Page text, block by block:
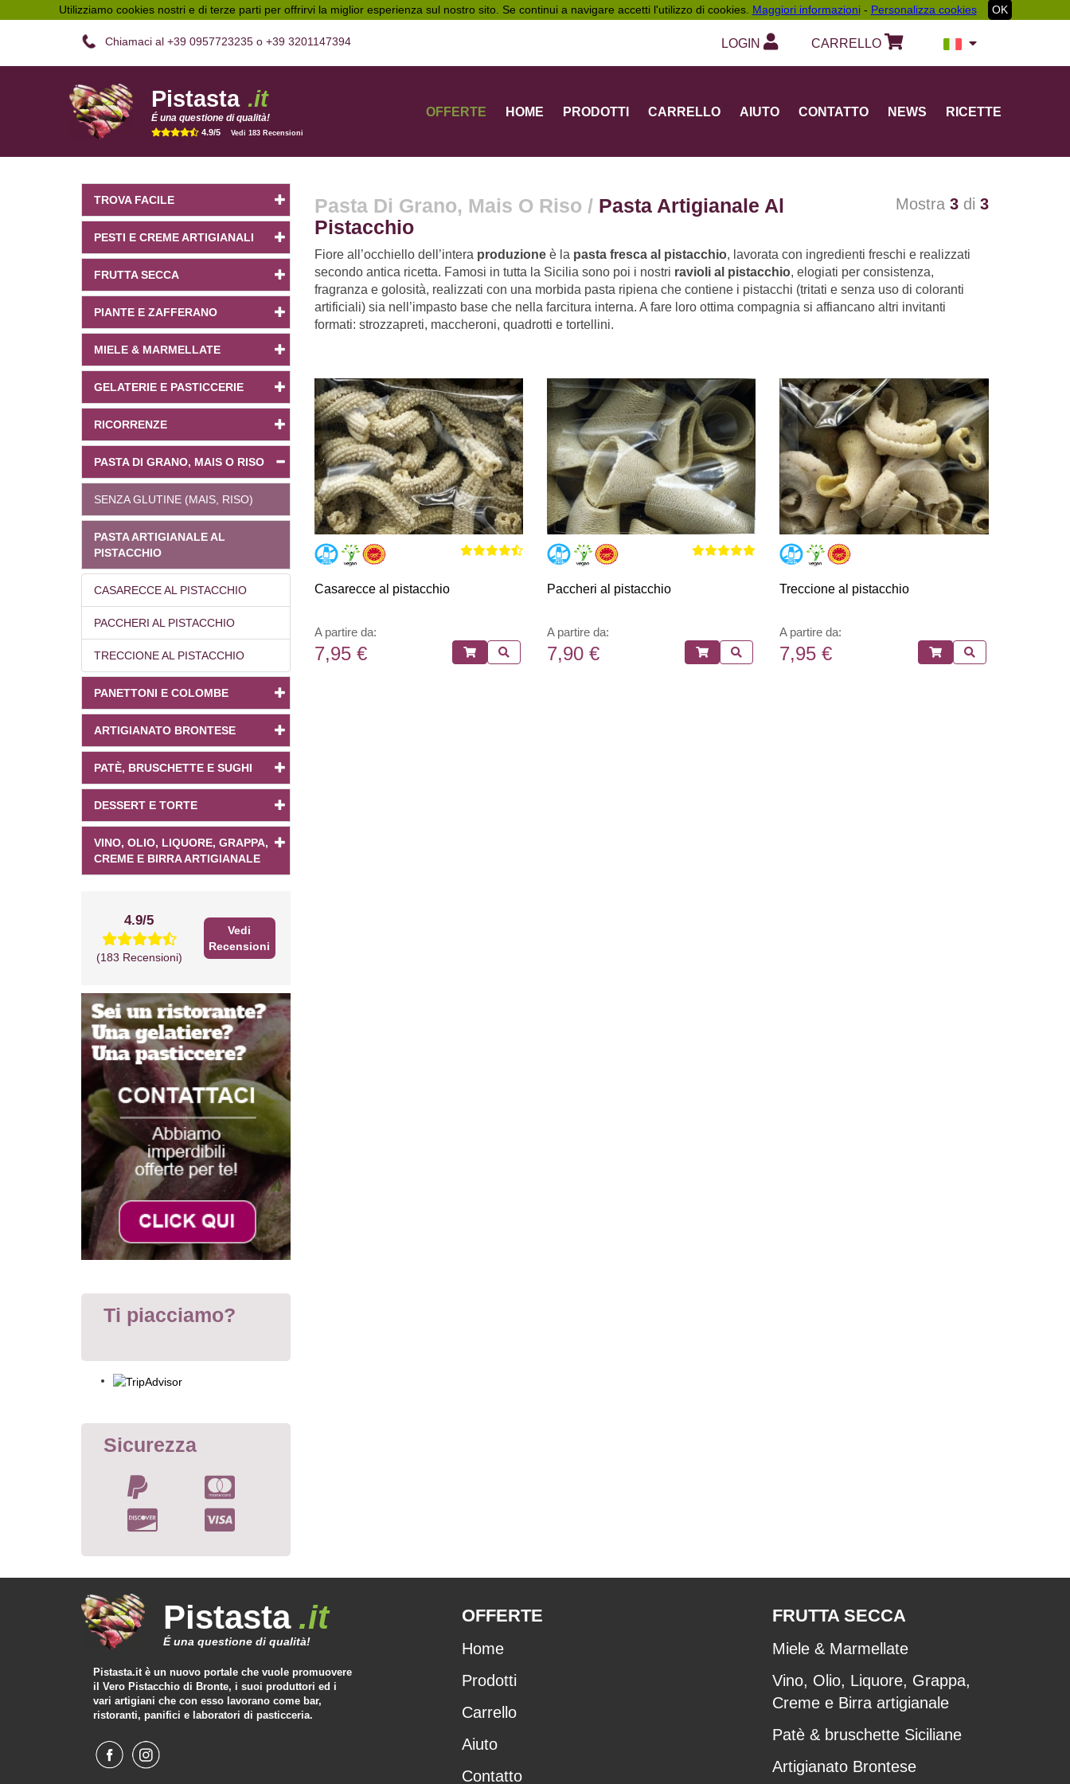
Utilizziamo cookies nostri e di terze parti per offrirvi la miglior esperienza sul nostro sito. Se continui a navigare accetti l'utilizzo di cookies. Maggiori informazioni- Personalizza cookies OK
Chiamaci al +39 0957723235 o +39 3201147394 LOGIN CARRELLO
Pistasta .it
É una questione di qualità!
4.9/5
Vedi 183 Recensioni
OFFERTE HOME PRODOTTI CARRELLO AIUTO CONTATTO NEWS RICETTE
TROVA FACILE
PESTI E CREME ARTIGIANALI
FRUTTA SECCA
PIANTE E ZAFFERANO
MIELE & MARMELLATE
GELATERIE E PASTICCERIE
RICORRENZE
PASTA DI GRANO, MAIS O RISO
SENZA GLUTINE (MAIS, RISO)
PASTA ARTIGIANALE AL
PISTACCHIO
CASARECCE AL PISTACCHIO
PACCHERI AL PISTACCHIO
TRECCIONE AL PISTACCHIO
PANETTONI E COLOMBE
ARTIGIANATO BRONTESE
PATÈ, BRUSCHETTE E SUGHI
DESSERT E TORTE
VINO, OLIO, LIQUORE, GRAPPA,
CREME E BIRRA ARTIGIANALE
4.9/5
(183 Recensioni)
Vedi
Recensioni
Ti piacciamo?
Sicurezza
Pasta Di Grano, Mais O Riso / Pasta Artigianale Al
Pistacchio
Mostra 3 di 3
Fiore all’occhiello dell’intera produzioneè la pasta fresca al pistacchio, lavorata con ingredienti freschi e realizzati
secondo antica ricetta. Famosi in tutta la Sicilia sono poi i nostri ravioli al pistacchio, elogiati per consistenza,
fragranza e golosità, realizzati con una morbida pasta ripiena che contiene i pistacchi (tritati e senza uso di coloranti
artificiali) sia nell’impasto base che nella farcitura interna. A fare loro ottima compagnia si affiancano altri invitanti
formati: strozzapreti, maccheroni, quadrotti e tortellini.
Casarecce al pistacchio
A partire da:
7,95 €
Paccheri al pistacchio
A partire da:
7,90 €
Treccione al pistacchio
A partire da:
7,95 €
Pistasta .it
É una questione di qualità!
Pistasta.it è un nuovo portale che vuole promuovere
il Vero Pistacchio di Bronte, i suoi produttori ed i
vari artigiani che con esso lavorano come bar,
ristoranti, panifici e laboratori di pasticceria.
OFFERTE
Home
Prodotti
Carrello
Aiuto
Contatto
FRUTTA SECCA
Miele & Marmellate
Vino, Olio, Liquore, Grappa,
Creme e Birra artigianale
Patè & bruschette Siciliane
Artigianato Brontese